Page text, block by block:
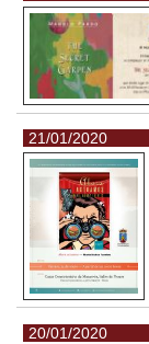
21/01/2020
20/01/2020